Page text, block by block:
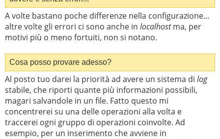
A volte bastano poche differenze nella configurazione...
altre volte gli errori ci sono anche in localhostma, per
motivi più o meno fortuiti, non si notano.
Cosa posso provare adesso?
Al posto tuo darei la priorità ad avere un sistema di log
stabile, che riporti quante più informazioni possibili,
magari salvandole in un file. Fatto questo mi
concentrerei su una delle operazioni alla volta e
traccerei ogni gruppo di operazioni coinvolte. Ad
esempio, per un inserimento che avviene in